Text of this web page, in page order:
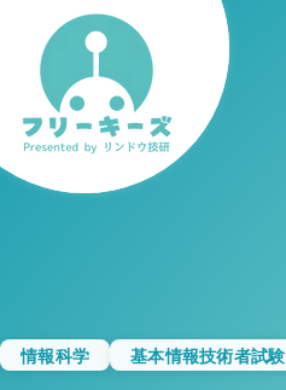
情報科学 基本情報技術者試験